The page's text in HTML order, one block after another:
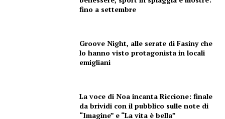
fino a settembre
Groove Night, alle serate di Fasiny che
lo hanno visto protagonista in locali
emigliani
La voce di Noa incanta Riccione: finale
da brividi con il pubblico sulle note di
“Imagine” e “La vita è bella”